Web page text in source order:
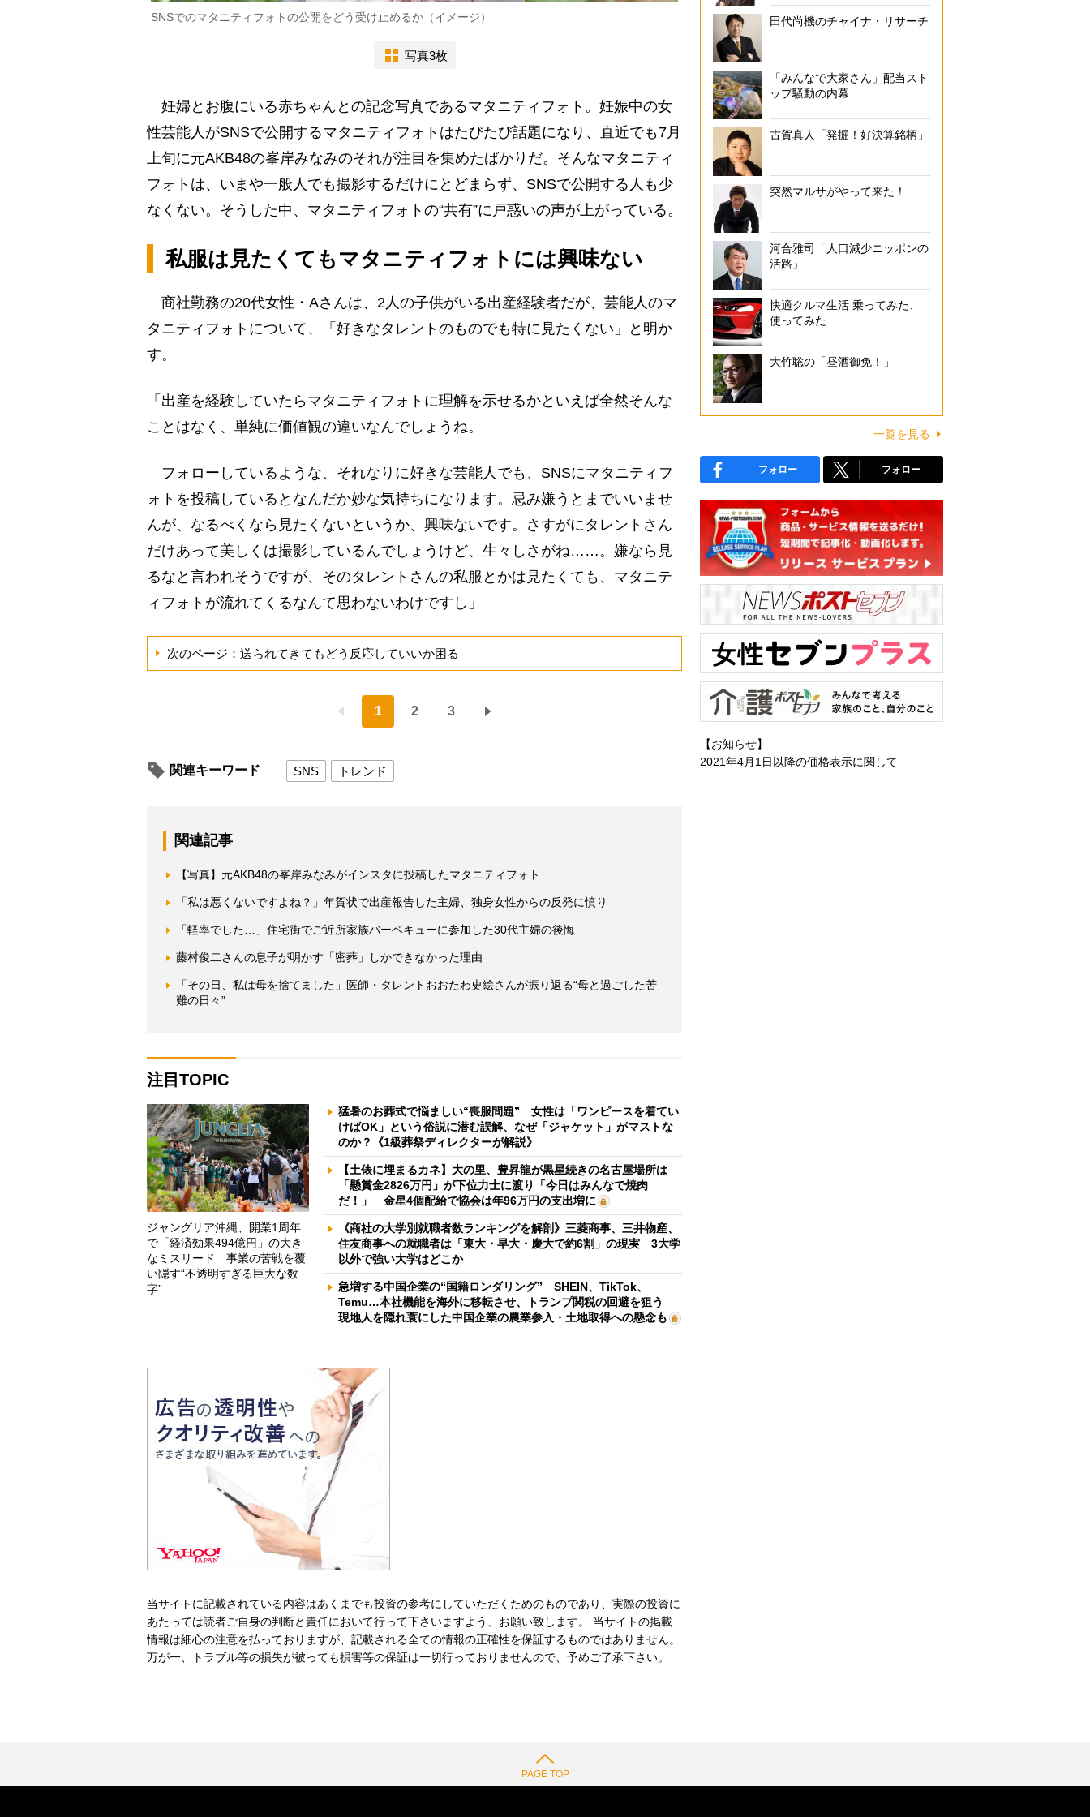
SNSでのマタニティフォトの公開をどう受け止めるか（イメージ）
写真3枚
妊婦とお腹にいる赤ちゃんとの記念写真であるマタニティフォト。妊娠中の女
性芸能人がSNSで公開するマタニティフォトはたびたび話題になり、直近でも7月
上旬に元AKB48の峯岸みなみのそれが注目を集めたばかりだ。そんなマタニティ
フォトは、いまや一般人でも撮影するだけにとどまらず、SNSで公開する人も少
なくない。そうした中、マタニティフォトの“共有”に戸惑いの声が上がっている。
私服は見たくてもマタニティフォトには興味ない
商社勤務の20代女性・Aさんは、2人の子供がいる出産経験者だが、芸能人のマ
タニティフォトについて、「好きなタレントのものでも特に見たくない」と明か
す。
「出産を経験していたらマタニティフォトに理解を示せるかといえば全然そんな
ことはなく、単純に価値観の違いなんでしょうね。
フォローしているような、それなりに好きな芸能人でも、SNSにマタニティフ
ォトを投稿しているとなんだか妙な気持ちになります。忌み嫌うとまでいいませ
んが、なるべくなら見たくないというか、興味ないです。さすがにタレントさん
だけあって美しくは撮影しているんでしょうけど、生々しさがね……。嫌なら見
るなと言われそうですが、そのタレントさんの私服とかは見たくても、マタニテ
ィフォトが流れてくるなんて思わないわけですし」
次のページ：送られてきてもどう反応していいか困る
1 2 3
関連キーワード SNS トレンド
関連記事
【写真】元AKB48の峯岸みなみがインスタに投稿したマタニティフォト
「私は悪くないですよね？」年賀状で出産報告した主婦、独身女性からの反発に憤り
「軽率でした…」住宅街でご近所家族バーベキューに参加した30代主婦の後悔
藤村俊二さんの息子が明かす「密葬」しかできなかった理由
「その日、私は母を捨てました」医師・タレントおおたわ史絵さんが振り返る“母と過ごした苦
難の日々”
注目TOPIC
ジャングリア沖縄、開業1周年
で「経済効果494億円」の大き
なミスリード 事業の苦戦を覆
い隠す“不透明すぎる巨大な数
字”
猛暑のお葬式で悩ましい“喪服問題” 女性は「ワンピースを着てい
けばOK」という俗説に潜む誤解、なぜ「ジャケット」がマストな
のか？《1級葬祭ディレクターが解説》
【土俵に埋まるカネ】大の里、豊昇龍が黒星続きの名古屋場所は
「懸賞金2826万円」が下位力士に渡り「今日はみんなで焼肉
だ！」 金星4個配給で協会は年96万円の支出増に
《商社の大学別就職者数ランキングを解剖》三菱商事、三井物産、
住友商事への就職者は「東大・早大・慶大で約6割」の現実 3大学
以外で強い大学はどこか
急増する中国企業の“国籍ロンダリング” SHEIN、TikTok、
Temu…本社機能を海外に移転させ、トランプ関税の回避を狙う
現地人を隠れ蓑にした中国企業の農業参入・土地取得への懸念も
当サイトに記載されている内容はあくまでも投資の参考にしていただくためのものであり、実際の投資に
あたっては読者ご自身の判断と責任において行って下さいますよう、お願い致します。 当サイトの掲載
情報は細心の注意を払っておりますが、記載される全ての情報の正確性を保証するものではありません。
万が一、トラブル等の損失が被っても損害等の保証は一切行っておりませんので、予めご了承下さい。
田代尚機のチャイナ・リサーチ
「みんなで大家さん」配当スト
ップ騒動の内幕
古賀真人「発掘！好決算銘柄」
突然マルサがやって来た！
河合雅司「人口減少ニッポンの
活路」
快適クルマ生活 乗ってみた、
使ってみた
大竹聡の「昼酒御免！」
一覧を見る
フォロー フォロー
【お知らせ】
2021年4月1日以降の価格表示に関して
PAGE TOP